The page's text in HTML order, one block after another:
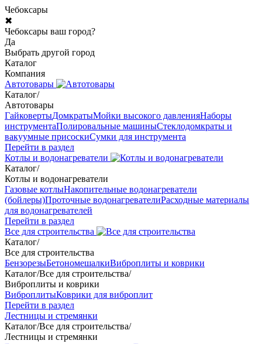
Чебоксары
✖
Чебоксары ваш город?
Да
Выбрать другой город
Каталог
Компания
Автотовары
Каталог/
Автотовары
ГайковертыДомкратыМойки высокого давленияНаборы
инструментаПолировальные машиныСтеклодомкраты и
вакуумные присоскиСумки для инструмента
Перейти в раздел
Котлы и водонагреватели
Каталог/
Котлы и водонагреватели
Газовые котлыНакопительные водонагреватели
(бойлеры)Проточные водонагревателиРасходные материалы
для водонагревателей
Перейти в раздел
Все для строительства
Каталог/
Все для строительства
БензорезыБетономешалкиВиброплиты и коврики
Каталог/Все для строительства/
Виброплиты и коврики
ВиброплитыКоврики для виброплит
Перейти в раздел
Лестницы и стремянки
Каталог/Все для строительства/
Лестницы и стремянки